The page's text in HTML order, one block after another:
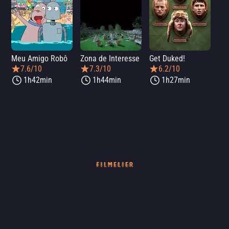
Meu Amigo Robô
7.6/10
1h42min
Zona de Interesse
7.3/10
1h44min
Get Duked!
6.2/10
1h27min